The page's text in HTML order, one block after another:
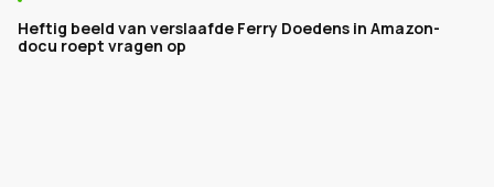
Heftig beeld van verslaafde Ferry Doedens in Amazon-
docu roept vragen op